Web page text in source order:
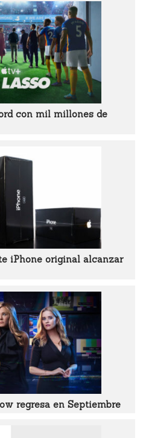
con mil millones de
iPhone original alcanzar
regresa en Septiembre